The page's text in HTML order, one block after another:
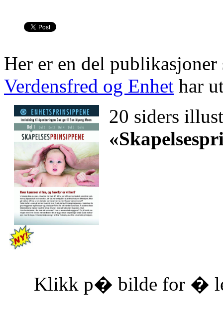
Her er en del
Verdensfred og Enhet har
20 siders
Klikk p� bilde for �